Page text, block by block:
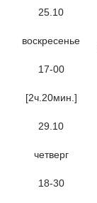
25.10
воскресенье
17-00
[2ч.20мин.]
29.10
четверг
18-30